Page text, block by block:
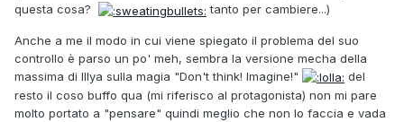
questa cosa?
tanto per cambiere...)
Anche a me il modo in cui viene spiegato il problema del suo
controllo è parso un po' meh, sembra la versione mecha della
massima di Illya sulla magia "Don't think! Imagine!"
del
resto il coso buffo qua (mi riferisco al protagonista) non mi pare
molto portato a "pensare" quindi meglio che non lo faccia e vada